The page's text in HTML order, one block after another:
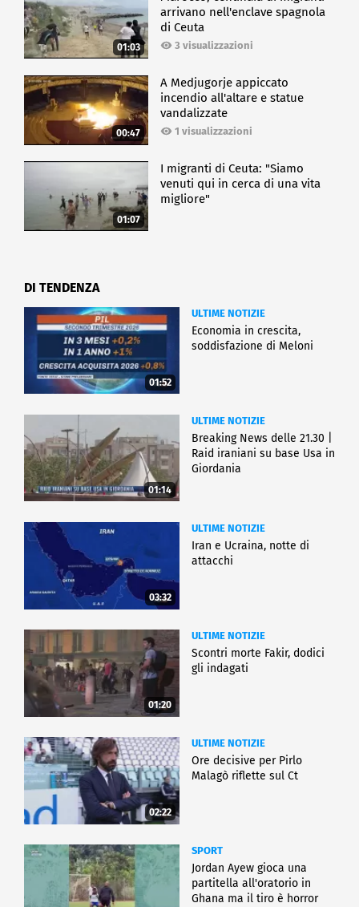
01:03
arrivano nell'enclave spagnola
di Ceuta
3 visualizzazioni
00:47
A Medjugorje appiccato
incendio all'altare e statue
vandalizzate
1 visualizzazioni
01:07
I migranti di Ceuta: "Siamo
venuti qui in cerca di una vita
migliore"
DI TENDENZA
01:52
ULTIME NOTIZIE
Economia in crescita,
soddisfazione di Meloni
01:14
ULTIME NOTIZIE
Breaking News delle 21.30 |
Raid iraniani su base Usa in
Giordania
03:32
ULTIME NOTIZIE
Iran e Ucraina, notte di
attacchi
01:20
ULTIME NOTIZIE
Scontri morte Fakir, dodici
gli indagati
02:22
ULTIME NOTIZIE
Ore decisive per Pirlo
Malagò riflette sul Ct
SPORT
Jordan Ayew gioca una
partitella all'oratorio in
Ghana ma il tiro è horror